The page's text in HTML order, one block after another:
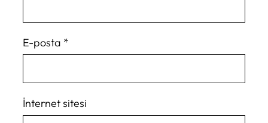
E-posta *
İnternet sitesi